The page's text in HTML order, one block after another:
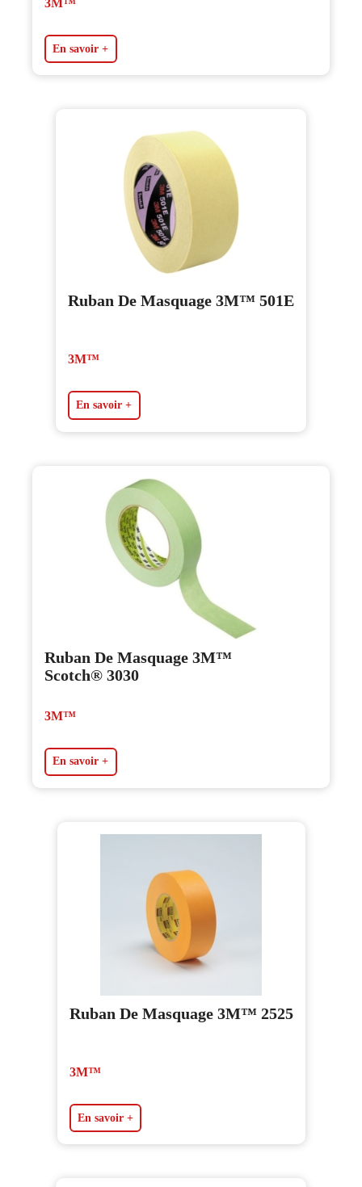
3M™
En savoir +
Ruban De Masquage 3M™ 501E
3M™
En savoir +
Ruban De Masquage 3M™
Scotch® 3030
3M™
En savoir +
Ruban De Masquage 3M™ 2525
3M™
En savoir +